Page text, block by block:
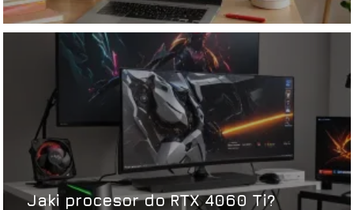
Jaki procesor do RTX 4060 Ti?